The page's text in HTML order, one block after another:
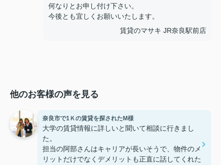
何なりとお申し付け下さい。
今後とも宜しくお願いいたします。
賃貸のマサキ JR奈良駅前店
他のお客様の声を見る
奈良市で1Ｋの賃貸を探されたM様
大学の賃貸情報に詳しいと聞いて相談に行きまし
た。
担当の阿部さんはキャリアが長いそうで、物件のメ
リットだけでなくデメリットも正直に話してくれた